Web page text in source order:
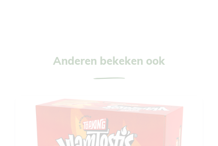
Anderen bekeken ook